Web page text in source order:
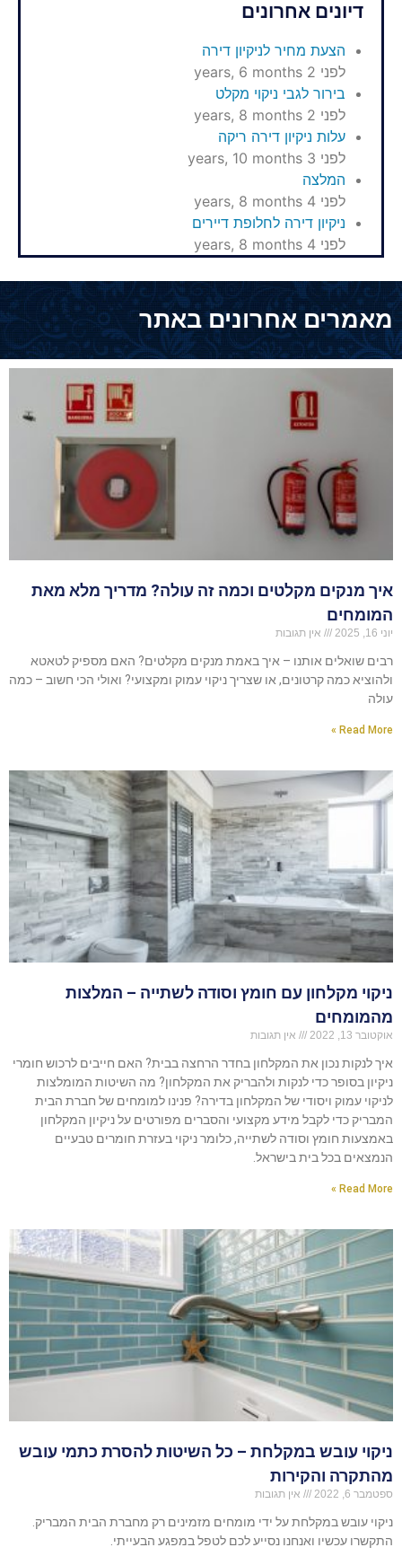
דיונים אחרונים
הצעת מחיר לניקיון דירה
לפני 2 years, 6 months
בירור לגבי ניקוי מקלט
לפני 2 years, 8 months
עלות ניקיון דירה ריקה
לפני 3 years, 10 months
המלצה
לפני 4 years, 8 months
ניקיון דירה לחלופת דיירים
לפני 4 years, 8 months
מאמרים אחרונים באתר
איך מנקים מקלטים וכמה זה עולה? מדריך מלא מאת
המומחים
יוני 16, 2025 אין תגובות
רבים שואלים אותנו – איך באמת מנקים מקלטים? האם מספיק לטאטא
ולהוציא כמה קרטונים, או שצריך ניקוי עמוק ומקצועי? ואולי הכי חשוב – כמה
עולה
Read More »
ניקוי מקלחון עם חומץ וסודה לשתייה – המלצות
מהמומחים
אוקטובר 13, 2022 אין תגובות
איך לנקות נכון את המקלחון בחדר הרחצה בבית? האם חייבים לרכוש חומרי
ניקיון בסופר כדי לנקות ולהבריק את המקלחון? מה השיטות המומלצות
לניקוי עמוק ויסודי של המקלחון בדירה? פנינו למומחים של חברת הבית
המבריק כדי לקבל מידע מקצועי והסברים מפורטים על ניקיון המקלחון
באמצעות חומץ וסודה לשתייה, כלומר ניקוי בעזרת חומרים טבעיים
הנמצאים בכל בית בישראל.
Read More »
ניקוי עובש במקלחת – כל השיטות להסרת כתמי עובש
מהתקרה והקירות
ספטמבר 6, 2022 אין תגובות
ניקוי עובש במקלחת על ידי מומחים מזמינים רק מחברת הבית המבריק.
התקשרו עכשיו ואנחנו נסייע לכם לטפל במפגע הבעייתי.